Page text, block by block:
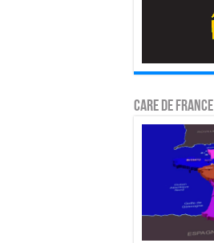
CARE DE FRANCE